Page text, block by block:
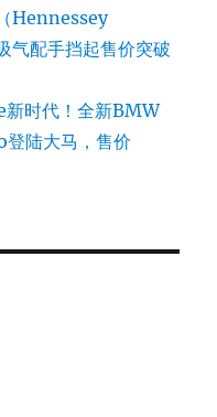
Hennessey
配手挡起售价突破
时代！全新BMW
陆大马，售价